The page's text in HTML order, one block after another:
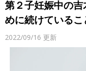
第２子妊娠中の
めに続けている
2022/09/16 更新